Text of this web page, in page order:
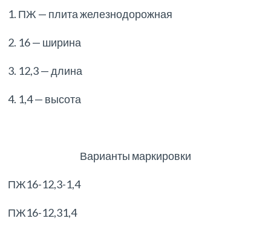
1. ПЖ — плита железнодорожная
2. 16 — ширина
3. 12,3 — длина
4. 1,4 — высота
Варианты маркировки
ПЖ16-12,3-1,4
ПЖ16-12,31,4